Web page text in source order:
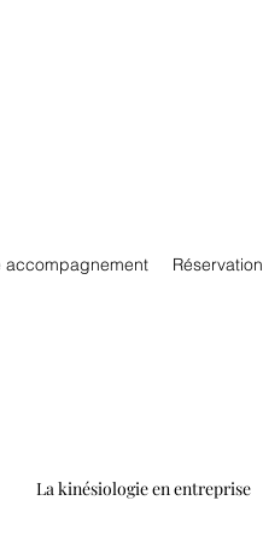
accompagnement Réservation
La kinésiologie en entreprise